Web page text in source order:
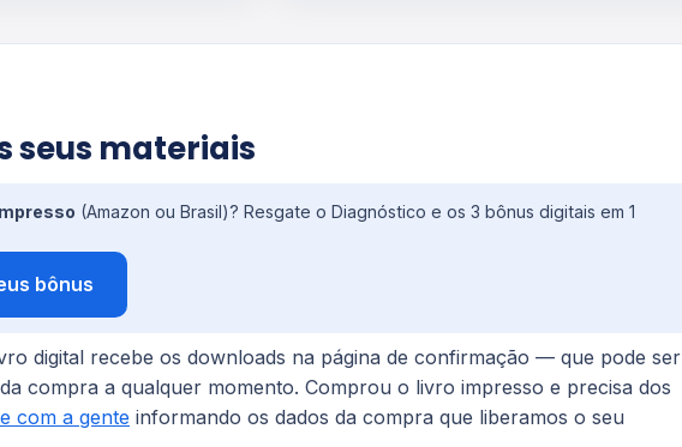
seus materiais
(Amazon ou Brasil)? Resgate o Diagnóstico e os 3 bônus digitais em 1
bônus
digital recebe os downloads na página de confirmação — que pode ser
compra a qualquer momento. Comprou o livro impresso e precisa dos
com a gente informando os dados da compra que liberamos o seu